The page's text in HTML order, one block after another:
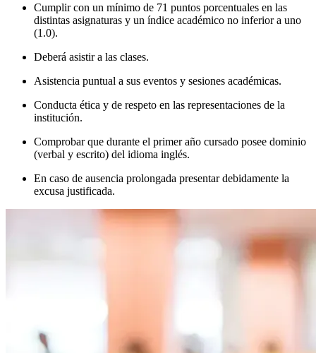
Cumplir con un mínimo de 71 puntos porcentuales en las
distintas asignaturas y un índice académico no inferior a uno
(1.0).
Deberá asistir a las clases.
Asistencia puntual a sus eventos y sesiones académicas.
Conducta ética y de respeto en las representaciones de la
institución.
Comprobar que durante el primer año cursado posee dominio
(verbal y escrito) del idioma inglés.
En caso de ausencia prolongada presentar debidamente la
excusa justificada.